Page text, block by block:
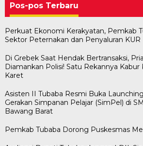
Pos-pos Terbaru
Perkuat Ekonomi Kerakyatan, Pemkab
Sektor Peternakan dan Penyaluran KUR
Di Grebek Saat Hendak Bertransaksi,
Diamankan Polisi! Satu Rekannya
Karet
Asisten II Tubaba Resmi Buka
Gerakan Simpanan Pelajar (SimPel) di
Bawang Barat
Pemkab Tubaba Dorong Puskesmas